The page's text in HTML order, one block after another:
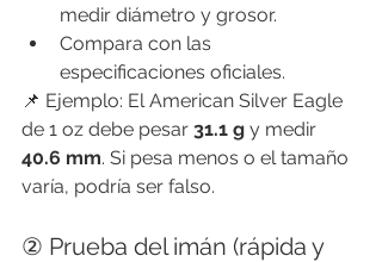
medir diámetro y grosor.
Compara con las
especificaciones oficiales.
📌 Ejemplo: El American Silver Eagle
de 1 oz debe pesar 31.1 g y medir
40.6 mm. Si pesa menos o el tamaño
varía, podría ser falso.
② Prueba del imán (rápida y